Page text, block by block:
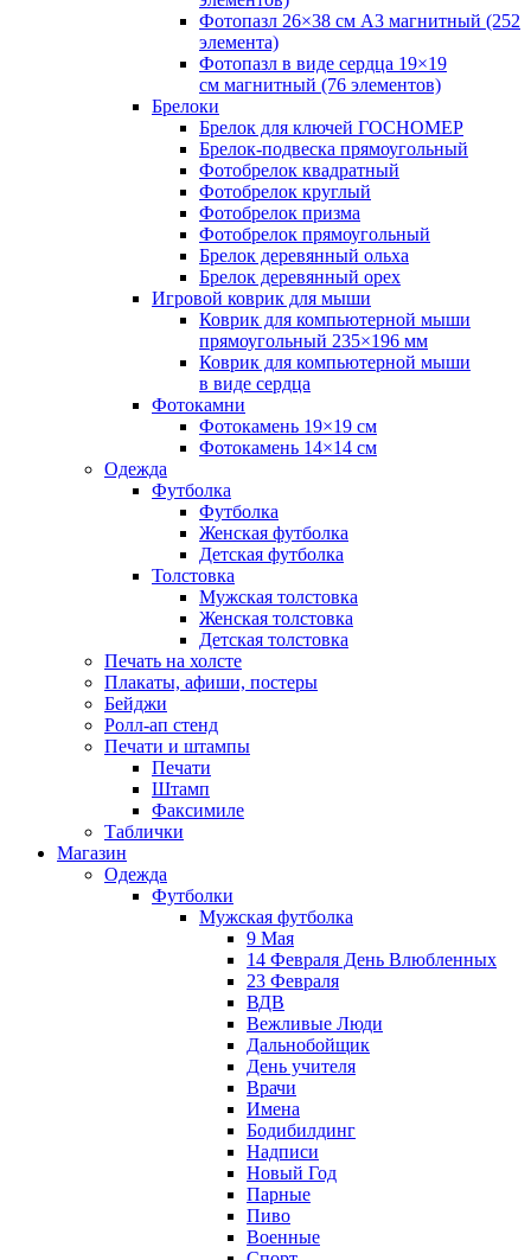
Фотопазл 26×38 см А3 магнитный (252
элемента)
Фотопазл в виде сердца 19×19
см магнитный (76 элементов)
Брелоки
Брелок для ключей ГОСНОМЕР
Брелок-подвеска прямоугольный
Фотобрелок квадратный
Фотобрелок круглый
Фотобрелок призма
Фотобрелок прямоугольный
Брелок деревянный ольха
Брелок деревянный орех
Игровой коврик для мыши
Коврик для компьютерной мыши
прямоугольный 235×196 мм
Коврик для компьютерной мыши
в виде сердца
Фотокамни
Фотокамень 19×19 см
Фотокамень 14×14 см
Одежда
Футболка
Футболка
Женская футболка
Детская футболка
Толстовка
Мужская толстовка
Женская толстовка
Детская толстовка
Печать на холсте
Плакаты, афиши, постеры
Бейджи
Ролл-ап стенд
Печати и штампы
Печати
Штамп
Факсимиле
Таблички
Магазин
Одежда
Футболки
Мужская футболка
9 Мая
14 Февраля День Влюбленных
23 Февраля
ВДВ
Вежливые Люди
Дальнобойщик
День учителя
Врачи
Имена
Бодибилдинг
Надписи
Новый Год
Парные
Пиво
Военные